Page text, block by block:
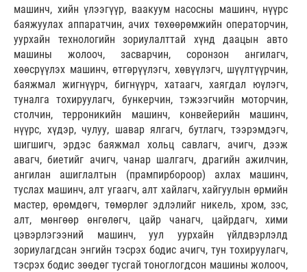
машинч, хийн үлээгүүр, ваакуум насосны машинч, нүүрс
баяжуулах аппаратчин, ачих төхөөрөмжийн операторчин,
уурхайн технологийн зориулалттай хүнд даацын авто
машины жолооч, засварчин, соронзон ангилагч,
хөөсрүүлэх машинч, өтгөрүүлэгч, хөвүүлэгч, шүүлтүүрчин,
баяжмал жигнүүрч, бигнүүрч, хатаагч, хаягдал юүлэгч,
туналга тохируулагч, бункерчин, тэжээгчийн моторчин,
столчин, терроникийн машинч, конвейерийн машинч,
нүүрс, хүдэр, чулуу, шавар ялгагч, бутлагч, тээрэмдэгч,
шигшигч, эрдэс баяжмал хольц савлагч, ачигч, дээж
авагч, биетийг ачигч, чанар шалгагч, драгийн ажилчин,
ангилан ашиглалтын (прампирбороор) ахлах машинч,
туслах машинч, алт угаагч, алт хайлагч, хайгуулын өрмийн
мастер, өрөмдөгч, төмөрлөг эдлэлийг никель, хром, зэс,
алт, мөнгөөр өнгөлөгч, цайр чанагч, цайрдагч, хими
цэвэрлэгээний машинч, уул уурхайн үйлдвэрлэлд
зориулагдсан энгийн тэсрэх бодис ачигч, тун тохируулагч,
тэсрэх бодис зөөдөг тусгай тоноглогдсон машины жолооч,